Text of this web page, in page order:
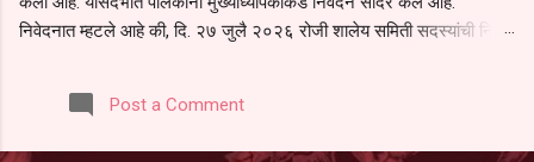
निवेदनात म्हटले आहे की, दि. २७ जुलै २०२६ रोजी शालेय समिती सदस्यांची निवड
पालकांना देण्यात आली नसल्याने मोठ्या संख्येने पालक बैठकीस उपस्थित राहू शकले
नाहीत. तसेच सर्व पालकांना विश्वासात न घेता निवड प्रक्रिया पूर्ण करण्यात
Post a Comment